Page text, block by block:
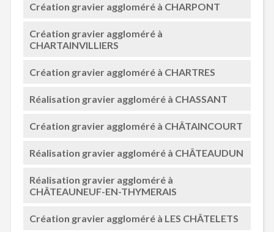
Création gravier aggloméré à CHARPONT
Création gravier aggloméré à
CHARTAINVILLIERS
Création gravier aggloméré à CHARTRES
Réalisation gravier aggloméré à CHASSANT
Création gravier aggloméré à CHÂTAINCOURT
Réalisation gravier aggloméré à CHÂTEAUDUN
Réalisation gravier aggloméré à
CHÂTEAUNEUF-EN-THYMERAIS
Création gravier aggloméré à LES CHÂTELETS